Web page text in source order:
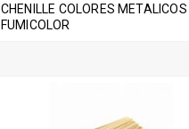
CHENILLE COLORES METALICOS
FUMICOLOR